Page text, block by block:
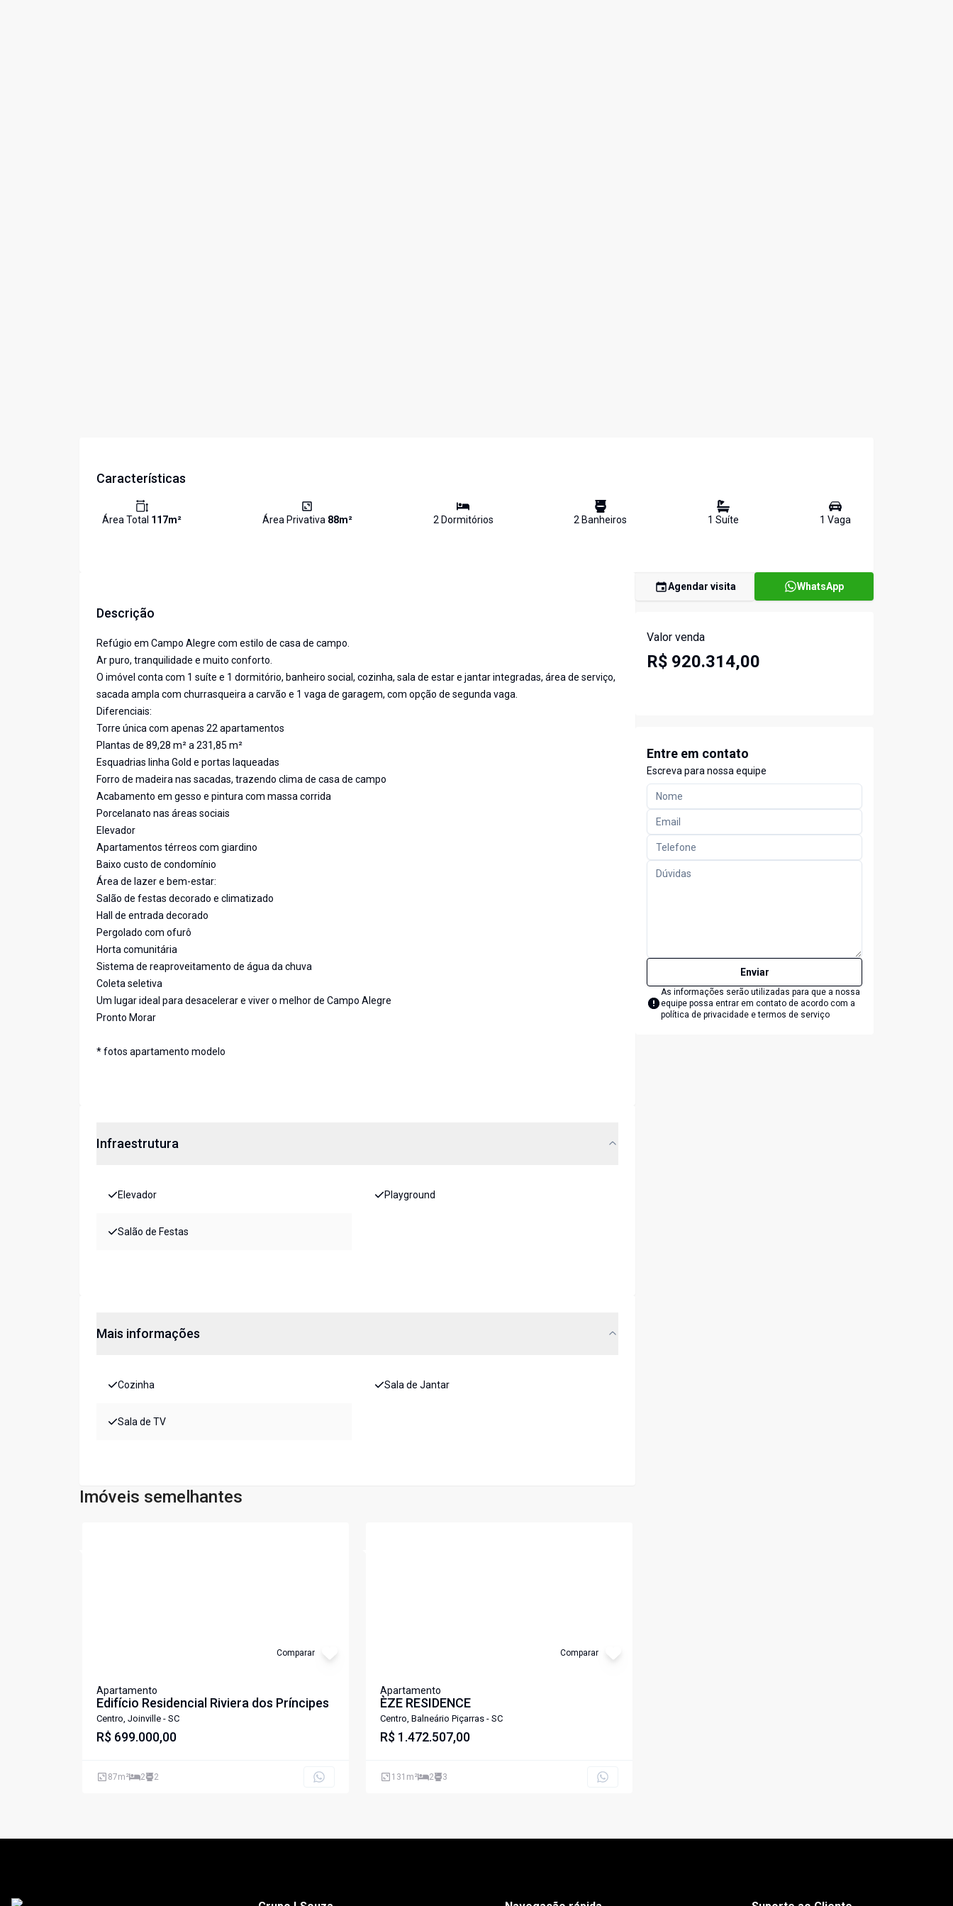
Características
Área Total 117m² Área Privativa 88m² 2Dormitórios 2 Banheiros 1 Suíte 1 Vaga
Descrição
Refúgio em Campo Alegre com estilo de casa de campo.
Ar puro, tranquilidade e muito conforto.
O imóvel conta com 1 suíte e 1 dormitório, banheiro social, cozinha, sala de estar e jantar integradas, área de serviço,
sacada ampla com churrasqueira a carvão e 1 vaga de garagem, com opção de segunda vaga.
Diferenciais:
Torre única com apenas 22 apartamentos
Plantas de 89,28 m² a 231,85 m²
Esquadrias linha Gold e portas laqueadas
Forro de madeira nas sacadas, trazendo clima de casa de campo
Acabamento em gesso e pintura com massa corrida
Porcelanato nas áreas sociais
Elevador
Apartamentos térreos com giardino
Baixo custo de condomínio
Área de lazer e bem-estar:
Salão de festas decorado e climatizado
Hall de entrada decorado
Pergolado com ofurô
Horta comunitária
Sistema de reaproveitamento de água da chuva
Coleta seletiva
Um lugar ideal para desacelerar e viver o melhor de Campo Alegre
Pronto Morar
* fotos apartamento modelo
Infraestrutura
Elevador Playground
Salão de Festas
Mais informações
Cozinha Sala de Jantar
Sala de TV
Imóveis semelhantes
Comparar
Apartamento
Edifício Residencial Riviera dos Príncipes
Centro, Joinville - SC
R$ 699.000,00
87m² 2 2
Comparar
Apartamento
ÈZE RESIDENCE
Centro, Balneário Piçarras - SC
R$ 1.472.507,00
131 m² 2 3
Agendar visita WhatsApp
Valor venda
R$ 920.314,00
Entre em contato
Escreva para nossa equipe
Enviar
As informações serão utilizadas para que a nossa
equipe possa entrar em contato de acordo com a
política de privacidade e termos de serviço